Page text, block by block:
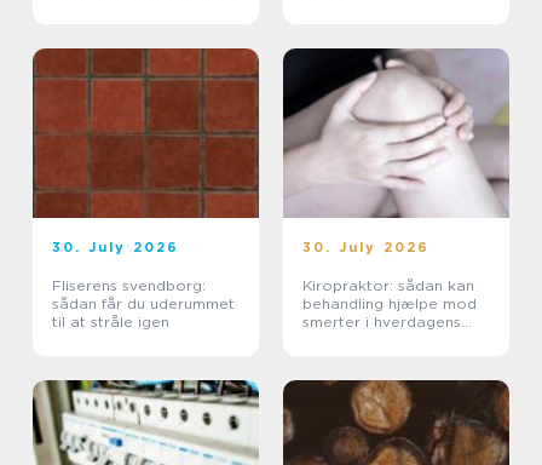
30. July 2026
Fliserens svendborg:
sådan får du uderummet
til at stråle igen
30. July 2026
Kiropraktor: sådan kan
behandling hjælpe mod
smerter i hverdagens